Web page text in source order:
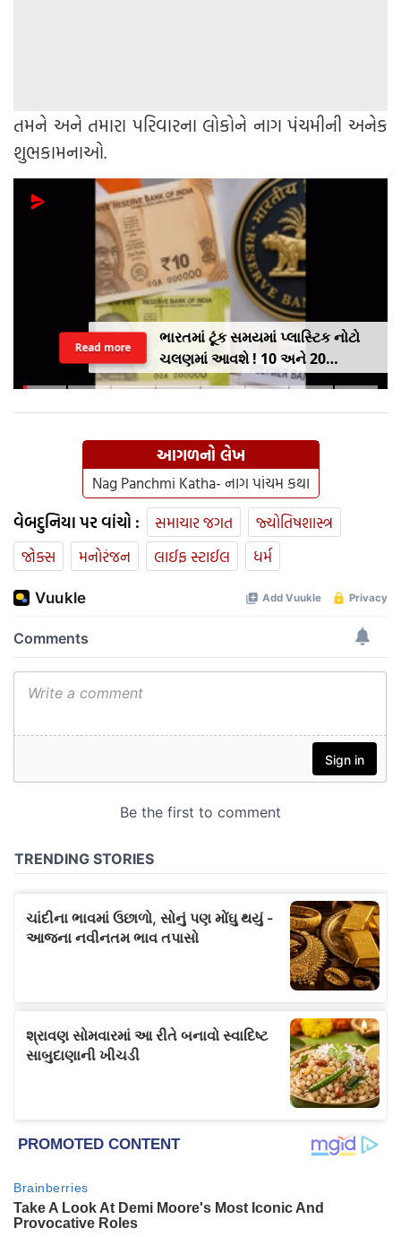
તમને અને તમારા પરિવારના લોકોને નાગ પંચમીની અનેક
શુભકામનાઓ.
ભારતમાં ટૂંક સમયમાં પ્લાસ્ટિક નોટો
ચલણમાં આવશે ! 10 અને 20
રૂપિયાની નોટથી થશે શરૂઆત,
Read more
આગળનો લેખ
Nag Panchmi Katha- નાગ પાંચમ કથા
વેબદુનિયા પર વાંચો : સમાચાર જગત
જ્યોતિષશાસ્ત્ર
જોક્સ
મનોરંજન લાઈફ સ્ટાઈલ ધર્મ